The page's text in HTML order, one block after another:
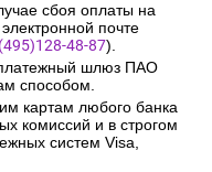
сбоя оплаты на
почте
48-87).
шлюз ПАО
способом.
картам любого банка
комиссий и в строгом
систем Visa,